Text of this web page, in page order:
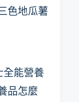
色地瓜薯
全能營養
品怎麼